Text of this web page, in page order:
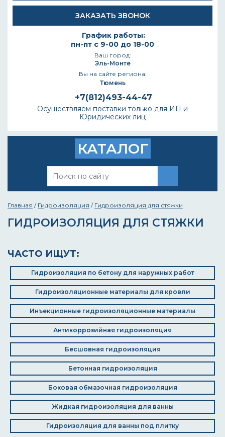
ЗАКАЗАТЬ ЗВОНОК
График работы:
пн-пт с 9-00 до 18-00
Ваш город:
Эль-Монте
Вы на сайте региона:
Тюмень
+7(812)493-44-47
Осуществляем поставки только для ИП и
Юридических лиц
КАТАЛОГ
Главная / Гидроизоляция / Гидроизоляция для стяжки
ГИДРОИЗОЛЯЦИЯ ДЛЯ СТЯЖКИ
ЧАСТО ИЩУТ:
Гидроизоляция по бетону для наружных работ
Гидроизоляционные материалы для кровли
Инъекционные гидроизоляционные материалы
Антикоррозийная гидроизоляция
Бесшовная гидроизоляция
Бетонная гидроизоляция
Боковая обмазочная гидроизоляция
Жидкая гидроизоляция для ванны
Гидроизоляция для ванны под плитку